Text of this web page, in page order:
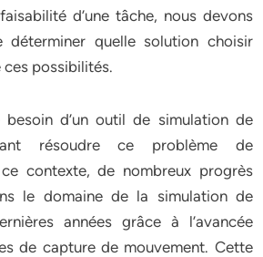
d’une tâche, nous devons
déterminer quelle solution choisir
ces possibilités.
d’un outil de simulation de
résoudre ce problème de
contexte, de nombreux progrès
le domaine de la simulation de
années grâce à l’avancée
de capture de mouvement. Cette